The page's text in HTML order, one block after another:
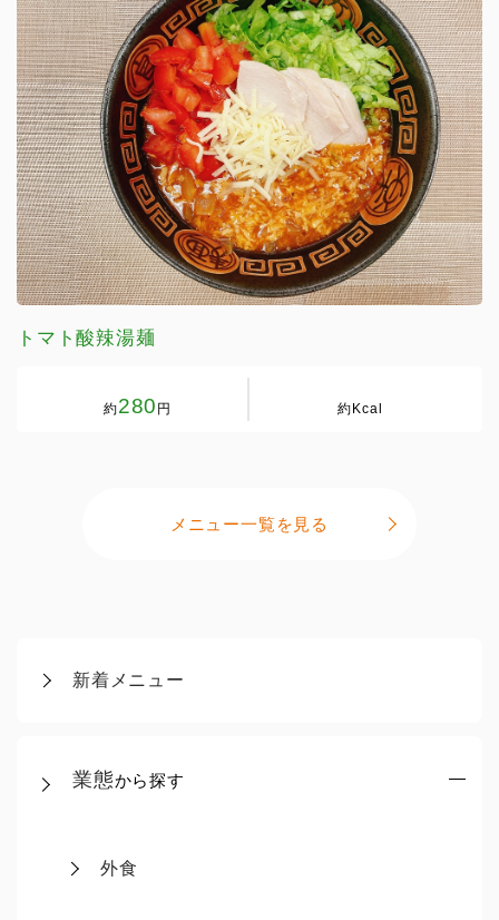
新着メニュー
業態から探す
外食
トマト酸辣湯麺
約280 円 約 Kcal
メニュー一覧を見る